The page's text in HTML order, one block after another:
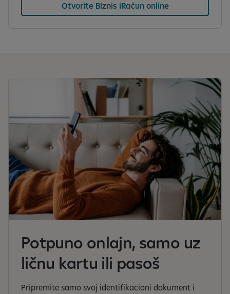
Otvorite Biznis iRačun online
Potpuno onlajn, samo uz
ličnu kartu ili pasoš
Pripremite samo svoj identifikacioni dokument i